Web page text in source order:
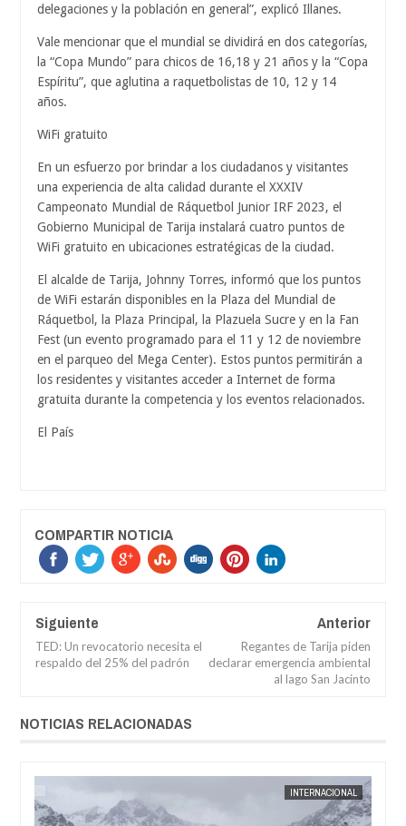
delegaciones y la población en general”, explicó Illanes.
Vale mencionar que el mundial se dividirá en dos categorías,
la “Copa Mundo” para chicos de 16,18 y 21 años y la “Copa
Espíritu”, que aglutina a raquetbolistas de 10, 12 y 14
años.
WiFi gratuito
En un esfuerzo por brindar a los ciudadanos y visitantes
una experiencia de alta calidad durante el XXXIV
Campeonato Mundial de Ráquetbol Junior IRF 2023, el
Gobierno Municipal de Tarija instalará cuatro puntos de
WiFi gratuito en ubicaciones estratégicas de la ciudad.
El alcalde de Tarija, Johnny Torres, informó que los puntos
de WiFi estarán disponibles en la Plaza del Mundial de
Ráquetbol, la Plaza Principal, la Plazuela Sucre y en la Fan
Fest (un evento programado para el 11 y 12 de noviembre
en el parqueo del Mega Center). Estos puntos permitirán a
los residentes y visitantes acceder a Internet de forma
gratuita durante la competencia y los eventos relacionados.
El País
COMPARTIR NOTICIA
Siguiente
TED: Un revocatorio necesita el
respaldo del 25% del padrón
Anterior
Regantes de Tarija piden
declarar emergencia ambiental
al lago San Jacinto
NOTICIAS RELACIONADAS
AUG 04, 2026
INTERNACIONAL